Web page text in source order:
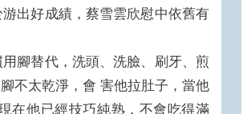
出好成績，蔡雪雲欣慰中依舊有
腳替代，洗頭、洗臉、刷牙、煎
不太乾淨，會 害他拉肚子，當他
在他已經技巧純熟，不會吃得滿